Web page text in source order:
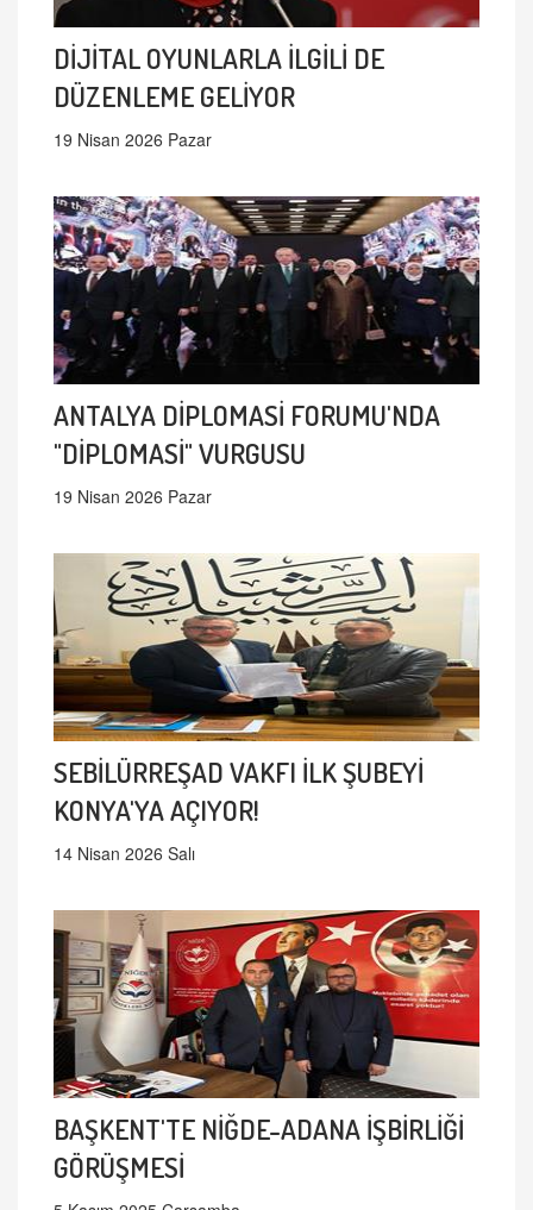
DİJİTAL OYUNLARLA İLGİLİ DE
DÜZENLEME GELİYOR
19 Nisan 2026 Pazar
ANTALYA DİPLOMASİ FORUMU'NDA
"DİPLOMASİ" VURGUSU
19 Nisan 2026 Pazar
SEBİLÜRREŞAD VAKFI İLK ŞUBEYİ
KONYA'YA AÇIYOR!
14 Nisan 2026 Salı
BAŞKENT'TE NİĞDE-ADANA İŞBİRLİĞİ
GÖRÜŞMESİ